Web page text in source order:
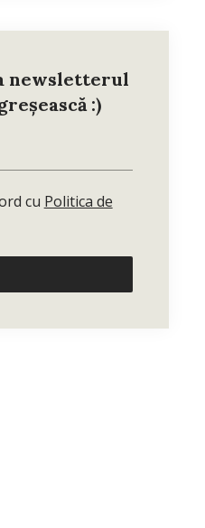
newsletterul
:)
cu Politica de